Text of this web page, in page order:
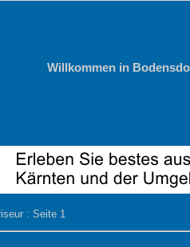
Willkommen in
: Seite 1